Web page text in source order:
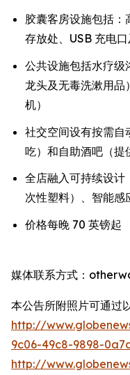
胶囊客房设施包括
存放处、USB 充电
公共设施包括水疗级
龙头及无毒洗漱用品
机）
社交空间设有按需自
吃）和自助酒吧（提
全店融入可持续设计
次性塑料）、智能感
价格每晚 70 英镑起
媒体联系方式：
本公告所附照片可通过
http://
9c06-49c8-9898-
http://